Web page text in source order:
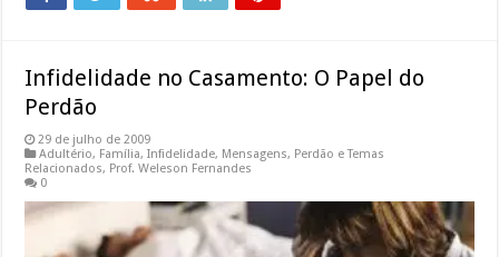
Infidelidade no Casamento: O Papel do
Perdão
29 de julho de 2009
Adultério, Família,Infidelidade, Mensagens, Perdão e Temas
Relacionados, Prof. Weleson Fernandes
0